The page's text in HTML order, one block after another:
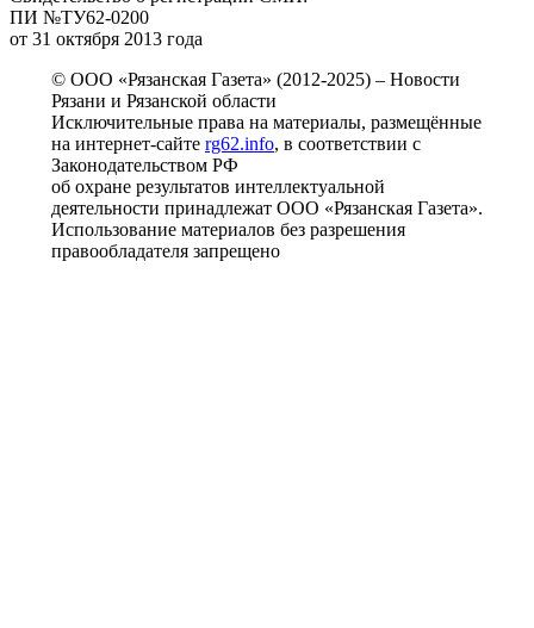
ПИ №ТУ62-0200
от 31 октября 2013 года
© ООО «Рязанская Газета» (2012-2025) – Новости
Рязани и Рязанской области
Исключительные права на материалы, размещённые
на интернет-сайте rg62.info, в соответствии с
Законодательством РФ
об охране результатов интеллектуальной
деятельности принадлежат ООО «Рязанская Газета».
Использование материалов без разрешения
правообладателя запрещено